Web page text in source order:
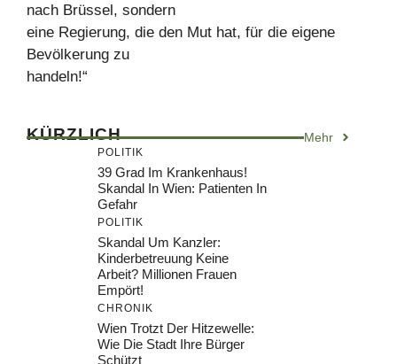
nach Brüssel, sondern
eine Regierung, die den Mut hat, für die eigene
Bevölkerung zu
handeln!“
KÜRZLICH Mehr
POLITIK
39 Grad Im Krankenhaus!
Skandal In Wien: Patienten In
Gefahr
POLITIK
Skandal Um Kanzler:
Kinderbetreuung Keine
Arbeit? Millionen Frauen
Empört!
CHRONIK
Wien Trotzt Der Hitzewelle:
Wie Die Stadt Ihre Bürger
Schützt